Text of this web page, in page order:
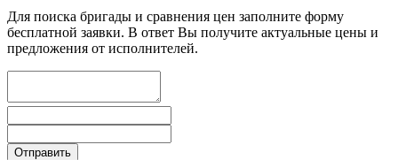
Для поиска бригады и сравнения цен заполните форму
бесплатной заявки. В ответ Вы получите актуальные цены и
предложения от исполнителей.